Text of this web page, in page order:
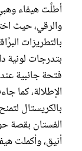
أطلَّت هيفاء
والرقي، حيث
بالتطريزات
بتدرجات لونية
فتحة جانبية
الإطلالة، كما
بالكريستال
الفستان بقصة
أنيق، وأكملت